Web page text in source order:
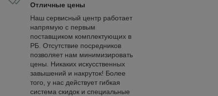
Отличные цены
Наш сервисный центр работает
напрямую с первым
поставщиком комплектующих в
РБ. Отсутствие посредников
позволяет нам минимизировать
цены. Никаких искусственных
завышений и накруток! Более
того, у нас действует гибкая
система скидок и специальные